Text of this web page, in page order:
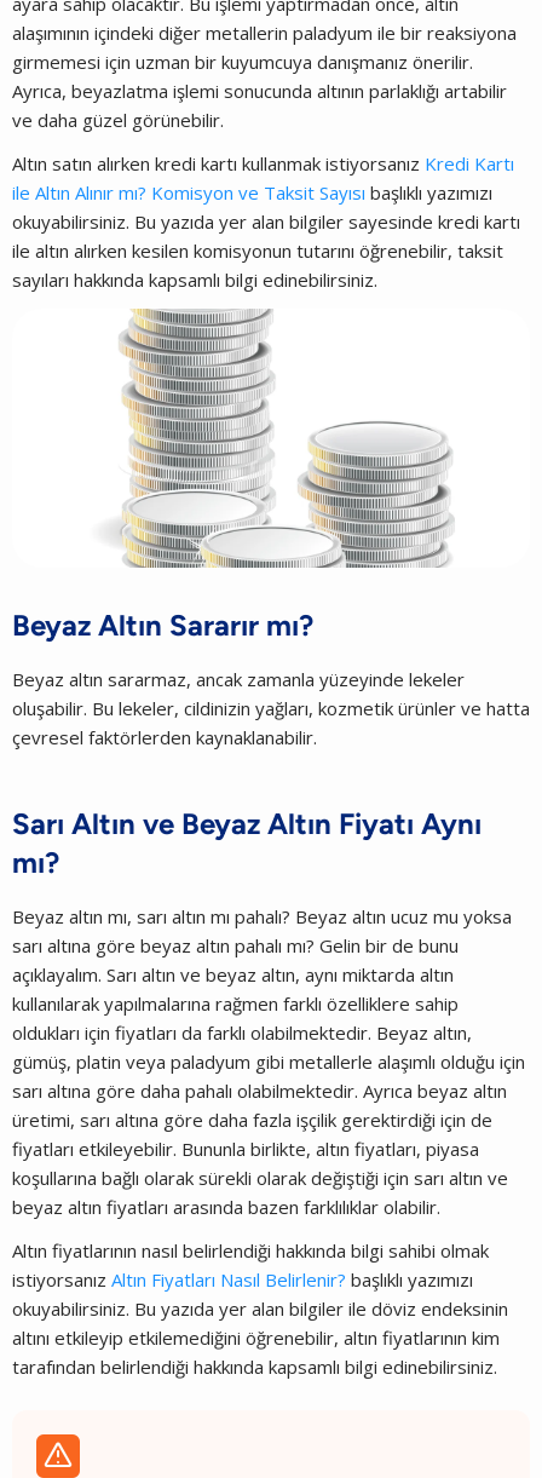
alaşımının içindeki diğer metallerin paladyum ile bir reaksiyona
girmemesi için uzman bir kuyumcuya danışmanız önerilir.
Ayrıca, beyazlatma işlemi sonucunda altının parlaklığı artabilir
ve daha güzel görünebilir.
Altın satın alırken kredi kartı kullanmak istiyorsanız Kredi Kartı
ile Altın Alınır mı? Komisyon ve Taksit Sayısı başlıklı yazımızı
okuyabilirsiniz. Bu yazıda yer alan bilgiler sayesinde kredi kartı
ile altın alırken kesilen komisyonun tutarını öğrenebilir, taksit
sayıları hakkında kapsamlı bilgi edinebilirsiniz.
Beyaz Altın Sararır mı?
Beyaz altın sararmaz, ancak zamanla yüzeyinde lekeler
oluşabilir. Bu lekeler, cildinizin yağları, kozmetik ürünler ve hatta
çevresel faktörlerden kaynaklanabilir.
Sarı Altın ve Beyaz Altın Fiyatı Aynı
mı?
Beyaz altın mı, sarı altın mı pahalı? Beyaz altın ucuz mu yoksa
sarı altına göre beyaz altın pahalı mı? Gelin bir de bunu
açıklayalım. Sarı altın ve beyaz altın, aynı miktarda altın
kullanılarak yapılmalarına rağmen farklı özelliklere sahip
oldukları için fiyatları da farklı olabilmektedir. Beyaz altın,
gümüş, platin veya paladyum gibi metallerle alaşımlı olduğu için
sarı altına göre daha pahalı olabilmektedir. Ayrıca beyaz altın
üretimi, sarı altına göre daha fazla işçilik gerektirdiği için de
fiyatları etkileyebilir. Bununla birlikte, altın fiyatları, piyasa
koşullarına bağlı olarak sürekli olarak değiştiği için sarı altın ve
beyaz altın fiyatları arasında bazen farklılıklar olabilir.
Altın fiyatlarının nasıl belirlendiği hakkında bilgi sahibi olmak
istiyorsanız Altın Fiyatları Nasıl Belirlenir? başlıklı yazımızı
okuyabilirsiniz. Bu yazıda yer alan bilgiler ile döviz endeksinin
altını etkileyip etkilemediğini öğrenebilir, altın fiyatlarının kim
tarafından belirlendiği hakkında kapsamlı bilgi edinebilirsiniz.
